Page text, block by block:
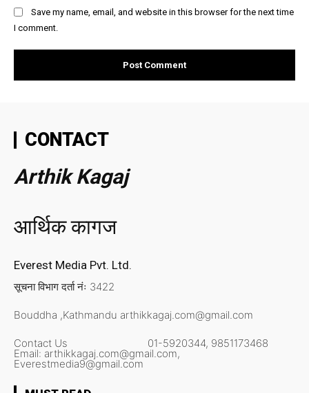
Save my name, email, and website in this browser for the next time
I comment.
CONTACT
Arthik Kagaj
आर्थिक कागज
Everest Media Pvt. Ltd.
सूचना विभाग दर्ता नंः 3422
Bouddha ,Kathmandu arthikkagaj.com@gmail.com
Contact Us 01-5920344, 9851173468
Email: arthikkagaj.com@gmail.com,
Everestmedia9@gmail.com